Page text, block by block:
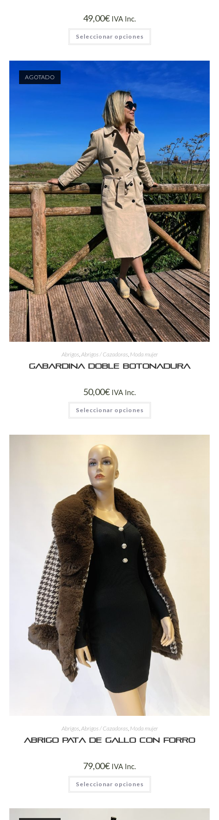
49,00€ IVA Inc.
Seleccionar opciones
AGOTADO
Abrigos,Abrigos / Cazadoras, Moda mujer
Gabardina Doble Botonadura
50,00€ IVA Inc.
Seleccionar opciones
Abrigos Abrigos / Cazadoras Moda mujer
Abrigo Pata de Gallo con Forro
79,00€ IVA Inc.
Seleccionar opciones